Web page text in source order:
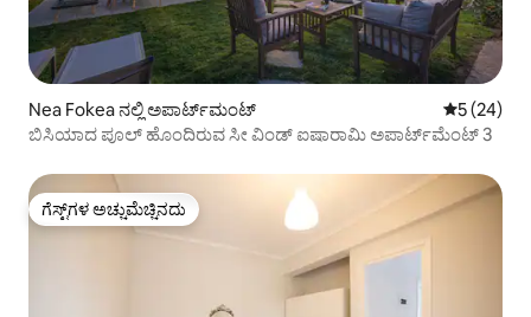
Nea Fokea ನಲ್ಲಿ ಅಪಾರ್ಟ್‌ಮಂಟ್ 5 ರಲ್ಲಿ 5
5 (24)
ಬಿಸಿಯಾದ ಪೂಲ್ ಹೊಂದಿರುವ ಸೀ ವಿಂಡ್ ಐಷಾರಾಮಿ ಅಪಾರ್ಟ್‌ಮೆಂಟ್ 3
ಗೆಸ್ಟ್‌ಗಳ ಅಚ್ಚುಮೆಚ್ಚಿನದು
ಗೆಸ್ಟ್‌ಗಳ ಅಚ್ಚುಮೆಚ್ಚಿನದು